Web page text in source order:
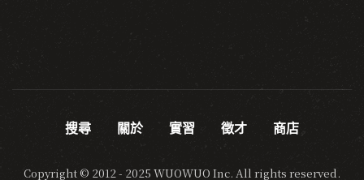
搜尋 關於 實習 徵才 商店
Copyright © 2012 - 2025 WUOWUO Inc. All rights reserved.